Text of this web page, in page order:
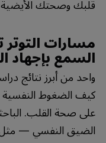
قلبك وصحتك
مسارات التوتر
السمع بإجهاد
واحد من أبرز نتائج
كيف الضغوط النفسية
على صحة القلب.
الضيق النفسي — مثل